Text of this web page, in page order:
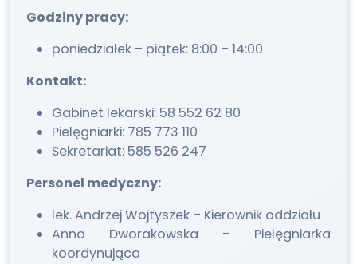
Godziny pracy:
poniedziałek – piątek: 8:00 – 14:00
Kontakt:
Gabinet lekarski: 58 552 62 80
Pielęgniarki: 785 773 110
Sekretariat: 585 526 247
Personel medyczny:
lek. Andrzej Wojtyszek – Kierownik oddziału
Anna Dworakowska – Pielęgniarka
koordynująca